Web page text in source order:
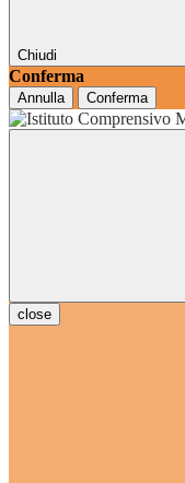
Chiudi
Conferma
Annulla Conferma
grado
close